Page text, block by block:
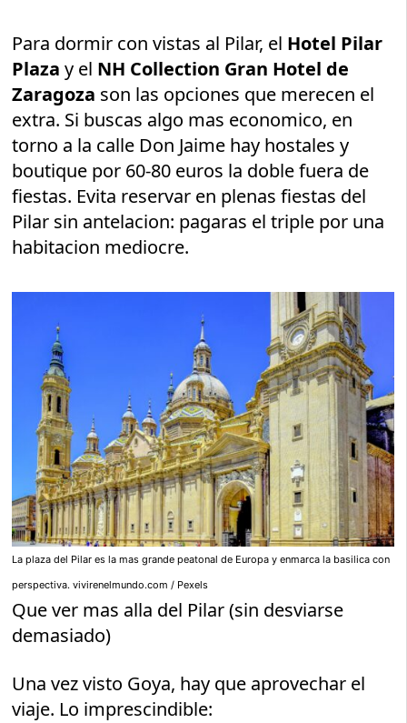
Para dormir con vistas al Pilar, el Hotel Pilar
Plaza y el NH Collection Gran Hotel de
Zaragoza son las opciones que merecen el
extra. Si buscas algo mas economico, en
torno a la calle Don Jaime hay hostales y
boutique por 60-80 euros la doble fuera de
fiestas. Evita reservar en plenas fiestas del
Pilar sin antelacion: pagaras el triple por una
habitacion mediocre.
La plaza del Pilar es la mas grande peatonal de Europa y enmarca la basilica con
perspectiva. vivirenelmundo.com / Pexels
Que ver mas alla del Pilar (sin desviarse
demasiado)
Una vez visto Goya, hay que aprovechar el
viaje. Lo imprescindible: